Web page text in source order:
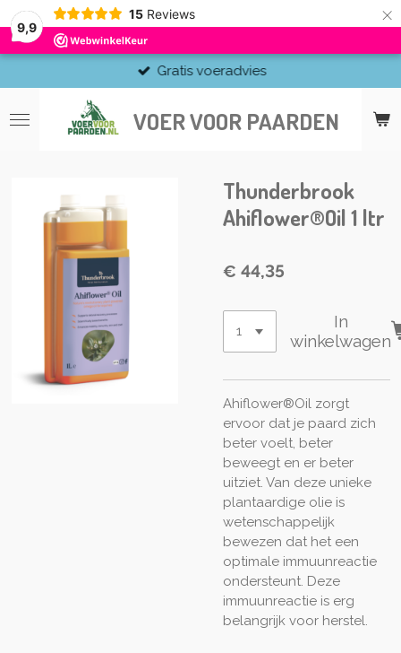
9,9
15 Reviews ×
VOER VOOR PAARDEN
Gratis voeradvies
Thunderbrook
Ahiflower®Oil 1 ltr
€ 44,35
In
winkelwagen
Ahiflower®Oil zorgt
ervoor dat je paard zich
beter voelt, beter
beweegt en er beter
uitziet. Van deze unieke
plantaardige olie is
wetenschappelijk
bewezen dat het een
optimale immuunreactie
ondersteunt. Deze
immuunreactie is erg
belangrijk voor herstel.